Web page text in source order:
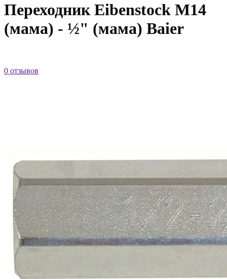
Переходник Eibenstock M14
(мама) - ½" (мама) Baier
0 отзывов